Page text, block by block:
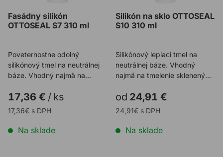
kontaktné a dvojzložkové
lepidlá, či konštrukčné a
Fasádny silikón
OTTOSEAL S7 310 ml
Poveternostne odolný
silikónový tmel na neutrálnej
báze. Vhodný najmä na
...
17,36 € / ks
17,36€ s DPH
Na sklade
Silikón na sklo OTTOSEAL
S10 310 ml
Silikónový lepiaci tmel na
neutrálnej báze. Vhodný
najmä na tmelenie sklenených
od 24,91 €
24,91€ s DPH
Na sklade